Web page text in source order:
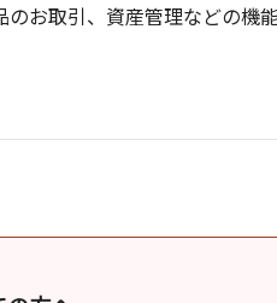
0
0
のお取引、資産管理などの機